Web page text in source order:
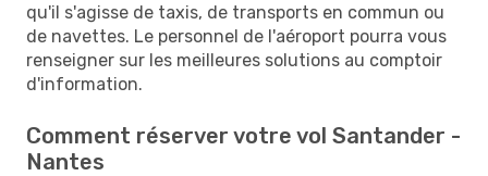
qu'il s'agisse de taxis, de transports en commun ou
de navettes. Le personnel de l'aéroport pourra vous
renseigner sur les meilleures solutions au comptoir
d'information.
Comment réserver votre vol Santander -
Nantes